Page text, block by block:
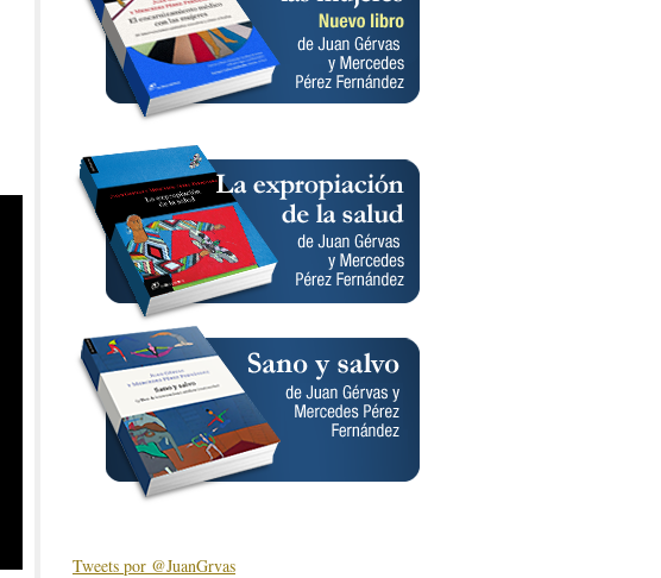
Tweets por @JuanGrvas